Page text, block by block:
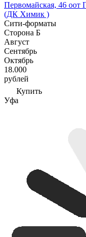
Первомайская, 46 оот
(ДК Химик )
Сити-форматы
Сторона Б
Август
Сентябрь
Октябрь
18.000
рублей
Купить
Уфа